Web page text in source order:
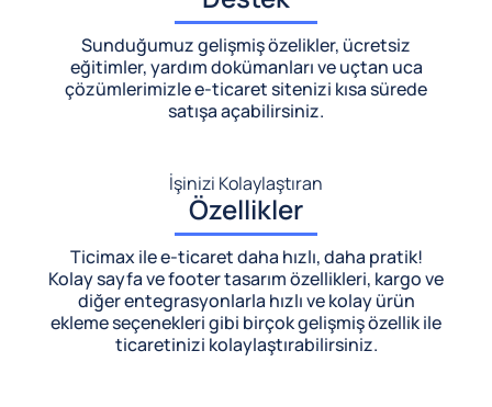
Sunduğumuz gelişmiş özelikler, ücretsiz
eğitimler, yardım dokümanları ve uçtan uca
çözümlerimizlee-ticaret sitenizi kısa sürede
satışa açabilirsiniz.
İşinizi Kolaylaştıran
Özellikler
Ticimax ile e-ticaret daha hızlı, daha pratik!
Kolay sayfa ve footer tasarım özellikleri, kargo ve
diğer entegrasyonlarla hızlı ve kolay ürün
ekleme seçenekleri gibi birçok gelişmiş özellik ile
ticaretinizi kolaylaştırabilirsiniz.